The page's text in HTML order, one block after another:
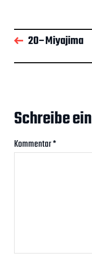
20–Miyajima
Schreibe
Kommentar*